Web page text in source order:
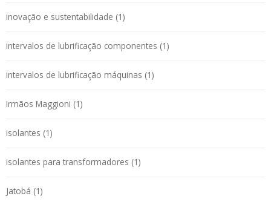
inovação e sustentabilidade (1)
intervalos de lubrificação componentes (1)
intervalos de lubrificação máquinas (1)
Irmãos Maggioni (1)
isolantes (1)
isolantes para transformadores (1)
Jatobá (1)